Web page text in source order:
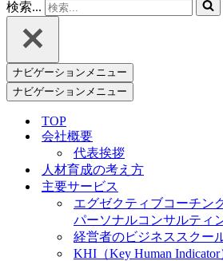
検索...
ナビゲーションメニュー
ナビゲーションメニュー
TOP
会社概要
代表挨拶
人材育成の考え方
主要サービス
エグゼクティブコーチン
パーソナルコンサルティ
経営者のビジネススクー
KHI（Key Human Indicator